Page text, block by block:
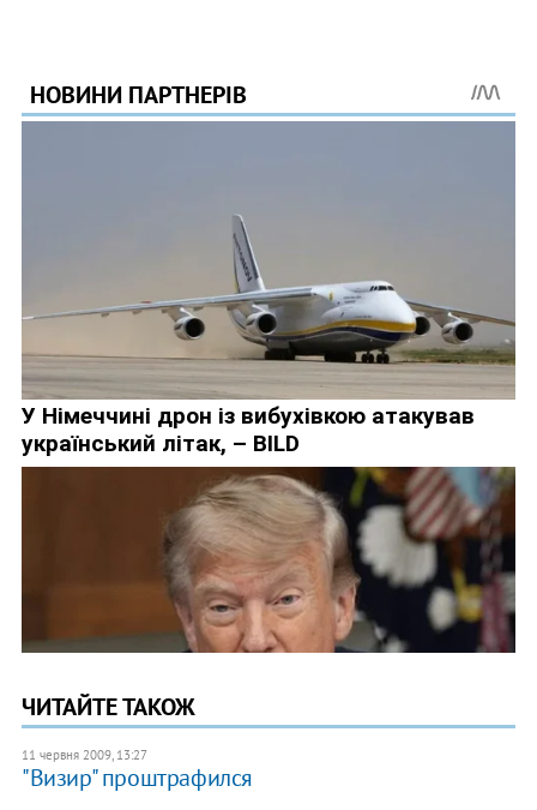
ЧИТАЙТЕ ТАКОЖ
11 червня 2009, 13:27
"Визир" проштрафился